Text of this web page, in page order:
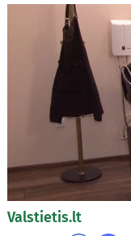
Valstietis.lt